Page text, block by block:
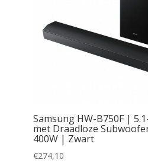
Samsung HW-B750F |
met Draadloze
400W | Zwart
€274,10